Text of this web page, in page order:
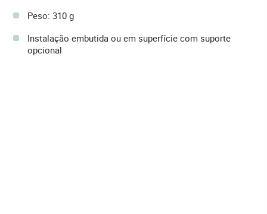
Peso: 310 g
Instalação embutida ou em superfície com suporte
opcional